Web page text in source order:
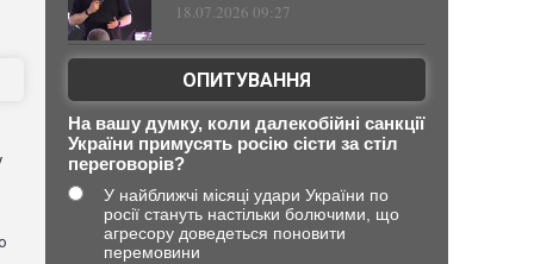
18.07.2026 09:27
ОПИТУВАННЯ
На вашу думку, коли далекобійні санкції
України примусять росію сісти за стіл
переговорів?
У найближчі місяці удари України по
росії стануть настільки болючими, що
агресору доведеться поновити
перемовини